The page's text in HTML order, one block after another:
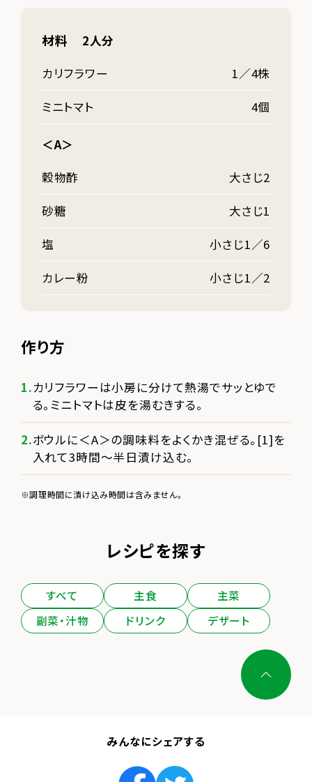
材料
2人分
カリフラワー
1／4株
ミニトマト
4個
＜A＞
穀物酢
大さじ2
砂糖
大さじ1
塩
小さじ1／6
カレー粉
小さじ1／2
作り方
カリフラワーは小房に分けて熱湯でサッとゆで
る。ミニトマトは皮を湯むきする。
ボウルに＜A＞の調味料をよくかき混ぜる。[1]を
入れて3時間～半日漬け込む。
調理時間に漬け込み時間は含みません。
レシピを探す
すべて 主食
主菜
副菜・汁物
ドリンク デザート
みんなにシェアする